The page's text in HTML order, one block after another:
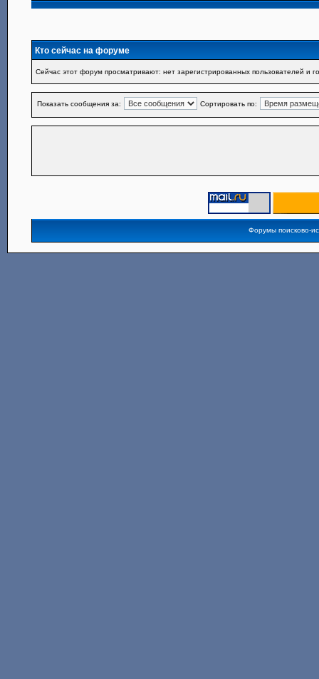
Кто сейчас на форуме
Сейчас этот форум просматривают: нет зарегистрированных пользователей и
Показать сообщения за: Сортировать по:
Форумы поисково-